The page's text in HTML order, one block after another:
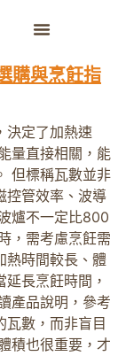
購與烹飪指
決定了加熱速
量直接相關，能
但標稱瓦數並非
控管效率、波導
爐不一定比800
，需考慮烹飪需
熱時間較長、體
長烹飪時間，
產品說明，參考
瓦數，而非盲目
積也很重要，才